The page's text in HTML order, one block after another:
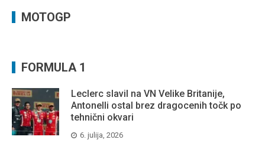
MOTOGP
FORMULA 1
Leclerc slavil na VN Velike Britanije,
Antonelli ostal brez dragocenih točk po
tehnični okvari
6. julija, 2026